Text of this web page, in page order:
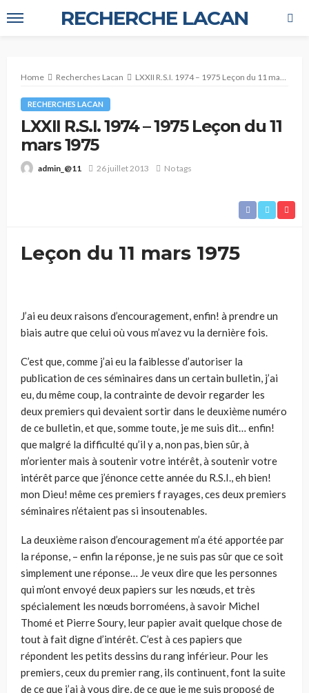
RECHERCHE LACAN
Home Recherches Lacan LXXII R.S.I. 1974 – 1975 Leçon du 11 mars 1975
RECHERCHES LACAN
LXXII R.S.I. 1974 – 1975 Leçon du 11
mars 1975
admin_@11 26 juillet 2013 No tags
Leçon du 11 mars 1975
J’ai eu deux raisons d’encouragement, enfin! à prendre un
biais autre que celui où vous m’avez vu la dernière fois.
C’est que, comme j’ai eu la faiblesse d’autoriser la
publication de ces séminaires dans un certain bulletin, j’ai
eu, du même coup, la contrainte de devoir regarder les
deux premiers qui devaient sortir dans le deuxième numéro
de ce bulletin, et que, somme toute, je me suis dit… enfin!
que malgré la difficulté qu’il y a, non pas, bien sûr, à
m’orienter mais à soutenir votre intérêt, à soutenir votre
intérêt parce que j’énonce cette année du R.S.I., eh bien!
mon Dieu! même ces premiers f rayages, ces deux premiers
séminaires n’étaient pas si insoutenables.
La deuxième raison d’encouragement m’a été apportée par
la réponse, – enfin la réponse, je ne suis pas sûr que ce soit
simplement une réponse… Je veux dire que les personnes
qui m’ont envoyé deux papiers sur les nœuds, et très
spécialement les nœuds borroméens, à savoir Michel
Thomé et Pierre Soury, leur papier avait quelque chose de
tout à fait digne d’intérêt. C’est à ces papiers que
répondent les petits dessins du rang inférieur. Pour les
premiers, ceux du premier rang, ils continuent, font la suite
de ce que j’ai à vous dire, de ce que je me suis proposé de